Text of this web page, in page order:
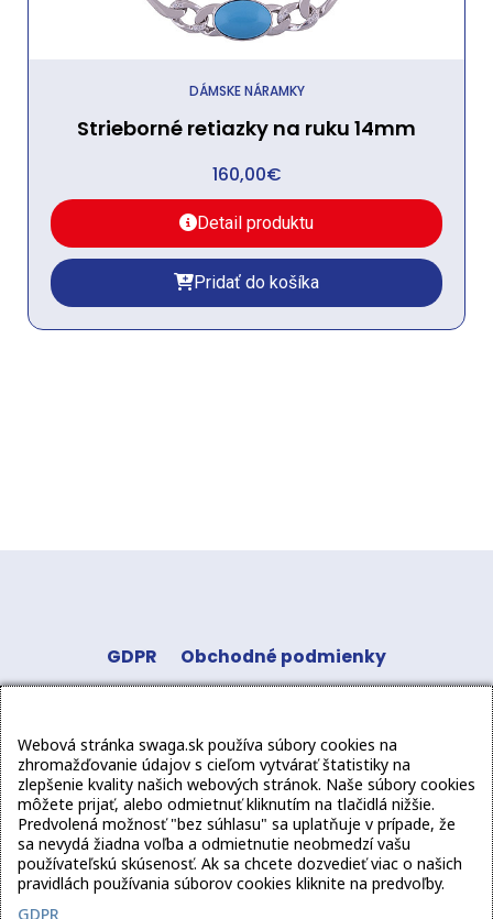
DÁMSKE NÁRAMKY
Strieborné retiazky na ruku 14mm
160,00€
Detail produktu
Pridať do košíka
GDPR Obchodné podmienky
Sledujte
nás:
Webová stránka swaga.sk používa súbory cookies na
zhromažďovanie údajov s cieľom vytvárať štatistiky na
zlepšenie kvality našich webových stránok. Naše súbory cookies
môžete prijať, alebo odmietnuť kliknutím na tlačidlá nižšie.
Predvolená možnosť "bez súhlasu" sa uplatňuje v prípade, že
sa nevydá žiadna voľba a odmietnutie neobmedzí vašu
používateľskú skúsenosť. Ak sa chcete dozvedieť viac o našich
pravidlách používania súborov cookies kliknite na predvoľby.
GDPR